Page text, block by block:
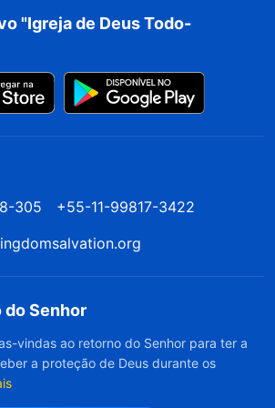
seu ser inteiro perante Ele.
consideração para a
nem jamais dão atenção
e praticidade de Deus
que se submetem a Deus na
aperfeiçoados por Ele. Aquelas
no céu nada ganharão. Isso
e bênçãos às
no céu enquanto veem Deus na
mera pessoa mediana; isso é
é grande e maravilhoso,
mesmo assim isso não
"Igreja de Deus Todo-
305
+55-11-99817-3422
do Senhor
vindas ao retorno do Senhor para ter a
a proteção de Deus durante os